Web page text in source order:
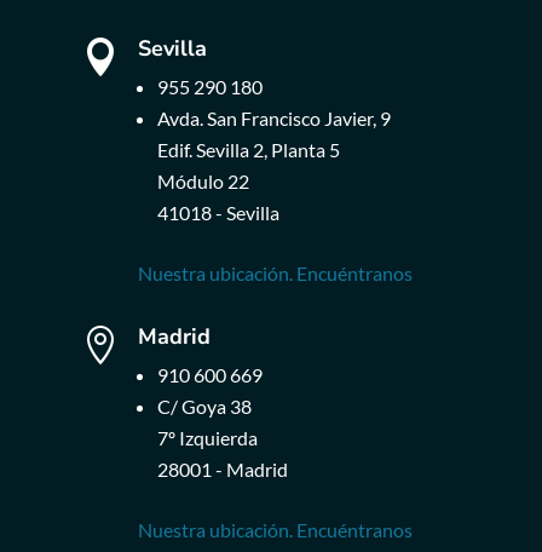
 Sevilla
955 290 180
Avda. San Francisco Javier, 9
Edif. Sevilla 2, Planta 5
Módulo 22
41018 - Sevilla
Nuestra ubicación. Encuéntranos
 Madrid
910 600 669
C/ Goya 38
7º Izquierda
28001 - Madrid
Nuestra ubicación. Encuéntranos